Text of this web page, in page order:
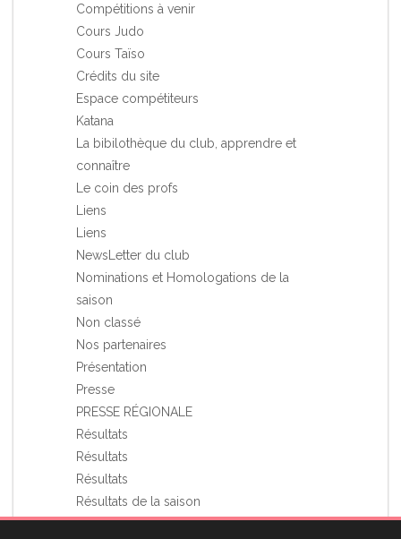
Compétitions à venir
Cours Judo
Cours Taïso
Crédits du site
Espace compétiteurs
Katana
La bibilothèque du club, apprendre et
connaître
Le coin des profs
Liens
Liens
NewsLetter du club
Nominations et Homologations de la
saison
Non classé
Nos partenaires
Présentation
Presse
PRESSE RÉGIONALE
Résultats
Résultats
Résultats
Résultats de la saison
Stages et Rassemblements